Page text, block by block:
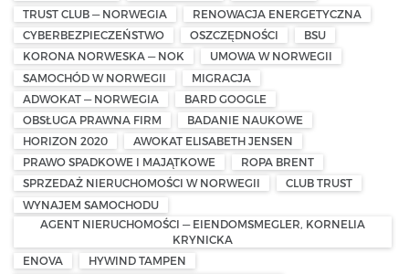
TRUST CLUB — NORWEGIA
RENOWACJA ENERGETYCZNA
CYBERBEZPIECZEŃSTWO
OSZCZĘDNOŚCI
BSU
KORONA NORWESKA — NOK
UMOWA W NORWEGII
SAMOCHÓD W NORWEGII
MIGRACJA
ADWOKAT — NORWEGIA
BARD GOOGLE
OBSŁUGA PRAWNA FIRM
BADANIE NAUKOWE
HORIZON 2020
AWOKAT ELISABETH JENSEN
PRAWO SPADKOWE I MAJĄTKOWE
ROPA BRENT
SPRZEDAŻ NIERUCHOMOŚCI W NORWEGII
CLUB TRUST
WYNAJEM SAMOCHODU
AGENT NIERUCHOMOŚCI — EIENDOMSMEGLER, KORNELIA
KRYNICKA
ENOVA
HYWIND TAMPEN